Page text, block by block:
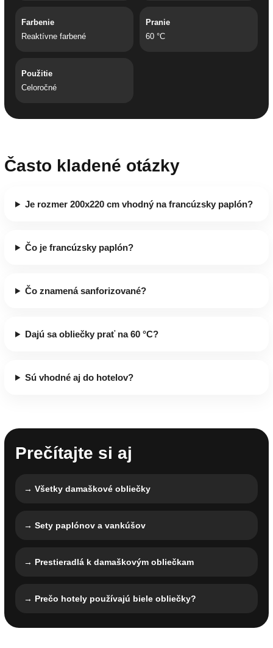
Farbenie
Reaktívne farbené
Pranie
60 °C
Použitie
Celoročné
Často kladené otázky
Je rozmer 200x220 cm vhodný na francúzsky paplón?
Čo je francúzsky paplón?
Čo znamená sanforizované?
Dajú sa obliečky prať na 60 °C?
Sú vhodné aj do hotelov?
Prečítajte si aj
→ Všetky damaškové obliečky
→ Sety paplónov a vankúšov
→ Prestieradlá k damaškovým obliečkam
→ Prečo hotely používajú biele obliečky?